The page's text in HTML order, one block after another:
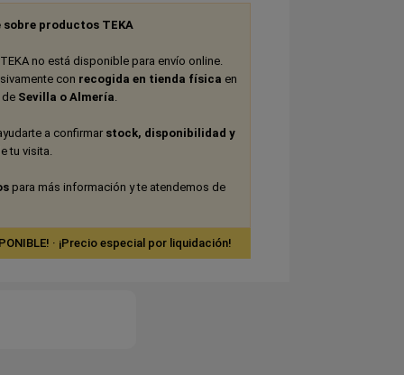
productos TEKA
no está disponible para envío online.
con recogida en tienda física en
Sevilla o Almería.
a confirmar stock, disponibilidad y
tu visita.
para más información y te atendemos de
· ¡Precio especial por liquidación!